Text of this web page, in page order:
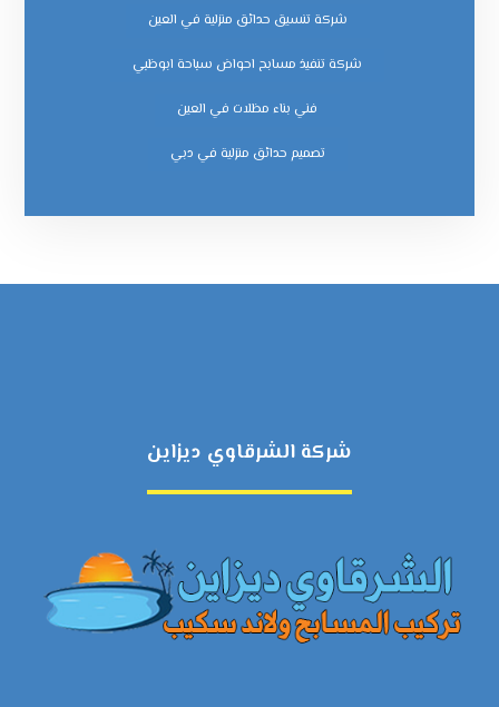
شركة تنسيق حدائق منزلية في العين
شركة تنفيذ مسابح احواض سباحة ابوظبي
فني بناء مظلات في العين
‏تصميم حدائق منزلية في دبي
شركة الشرقاوي ديزاين